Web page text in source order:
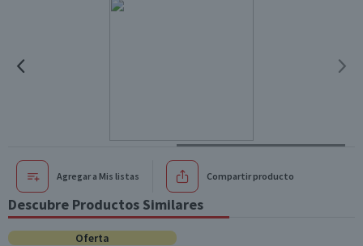
Agregar a Mis listas Compartir producto
Descubre Productos Similares
Oferta